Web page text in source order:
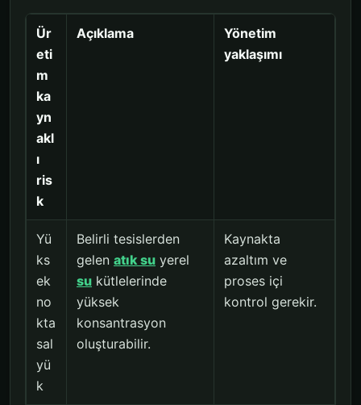
Ür
eti
m
ka
yn
akl
ı
ris
k
Açıklama
Yönetim
yaklaşımı
Yü
ks
ek
no
kta
sal
yü
k
Belirli tesislerden
gelen atık su yerel
su kütlelerinde
yüksek
konsantrasyon
oluşturabilir.
Kaynakta
azaltım ve
proses içi
kontrol gerekir.